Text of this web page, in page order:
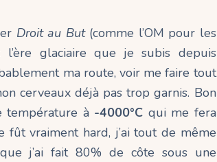
Droit au But(comme l’OM pour les
l’ère glaciaire que je subis depuis
ma route, voir me faire tout
cerveaux déjà pas trop garnis. Bon
température à -4000°C qui me fera
fût vraiment hard, j’ai tout de même
j’ai fait 80% de côte sous une